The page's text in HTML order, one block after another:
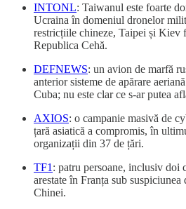
INTONL: Taiwanul este foarte
Ucraina în domeniul dronelor
restricțiile chineze, Taipei și Kiev
Republica Cehă.
DEFNEWS: un avion de marfă
anterior sisteme de apărare
Cuba; nu este clar ce s-ar putea
AXIOS: o campanie masivă de
țară asiatică a compromis, în
organizații din 37 de țări.
TF1 : patru persoane, inclusiv doi
arestate în Franța sub
Chinei.